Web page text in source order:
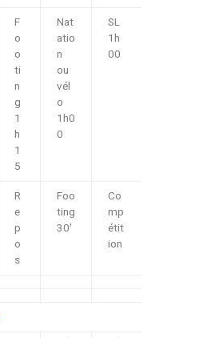
F
o
o
ti
n
g
1
h
1
5
Nat
atio
n
ou
vél
o
1h0
0
SL
1h
00
R
e
p
o
s
Foo
ting
30′
Co
mp
étit
ion